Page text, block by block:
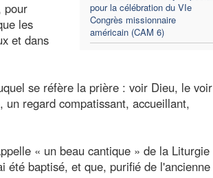
pour la célébration du VIe
Congrès missionnaire
américain (CAM 6)
pour
les
et dans
se réfère la prière : voir Dieu, le voir
un regard compatissant, accueillant,
« un beau cantique » de la Liturgie
été baptisé, et que, purifié de l'ancienne